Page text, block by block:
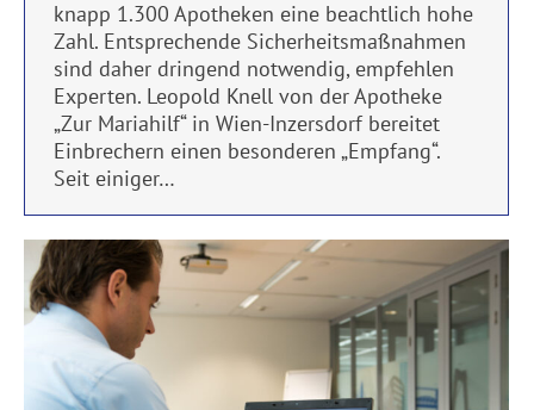
knapp 1.300 Apotheken eine beachtlich hohe
Zahl. Entsprechende Sicherheitsmaßnahmen
sind daher dringend notwendig, empfehlen
Experten. Leopold Knell von der Apotheke
„Zur Mariahilf“ in Wien-Inzersdorf bereitet
Einbrechern einen besonderen „Empfang“.
Seit einiger…